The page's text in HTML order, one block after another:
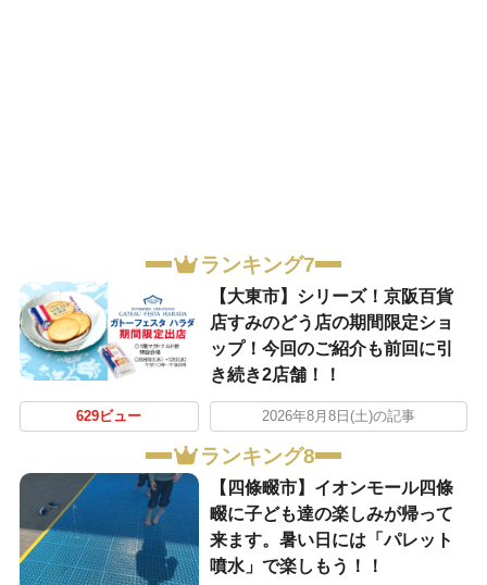
ランキング7
【大東市】シリーズ！京阪百貨
店すみのどう店の期間限定ショ
ップ！今回のご紹介も前回に引
き続き2店舗！！
629ビュー 2026年8月8日(土)の記事
ランキング8
【四條畷市】イオンモール四條
畷に子ども達の楽しみが帰って
来ます。暑い日には「パレット
噴水」で楽しもう！！